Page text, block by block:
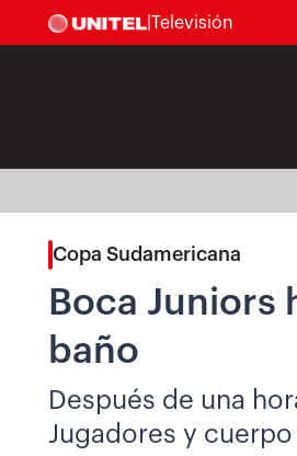
Televisión
Copa Sudamericana
Boca Juniors
baño
Después de una
Jugadores y